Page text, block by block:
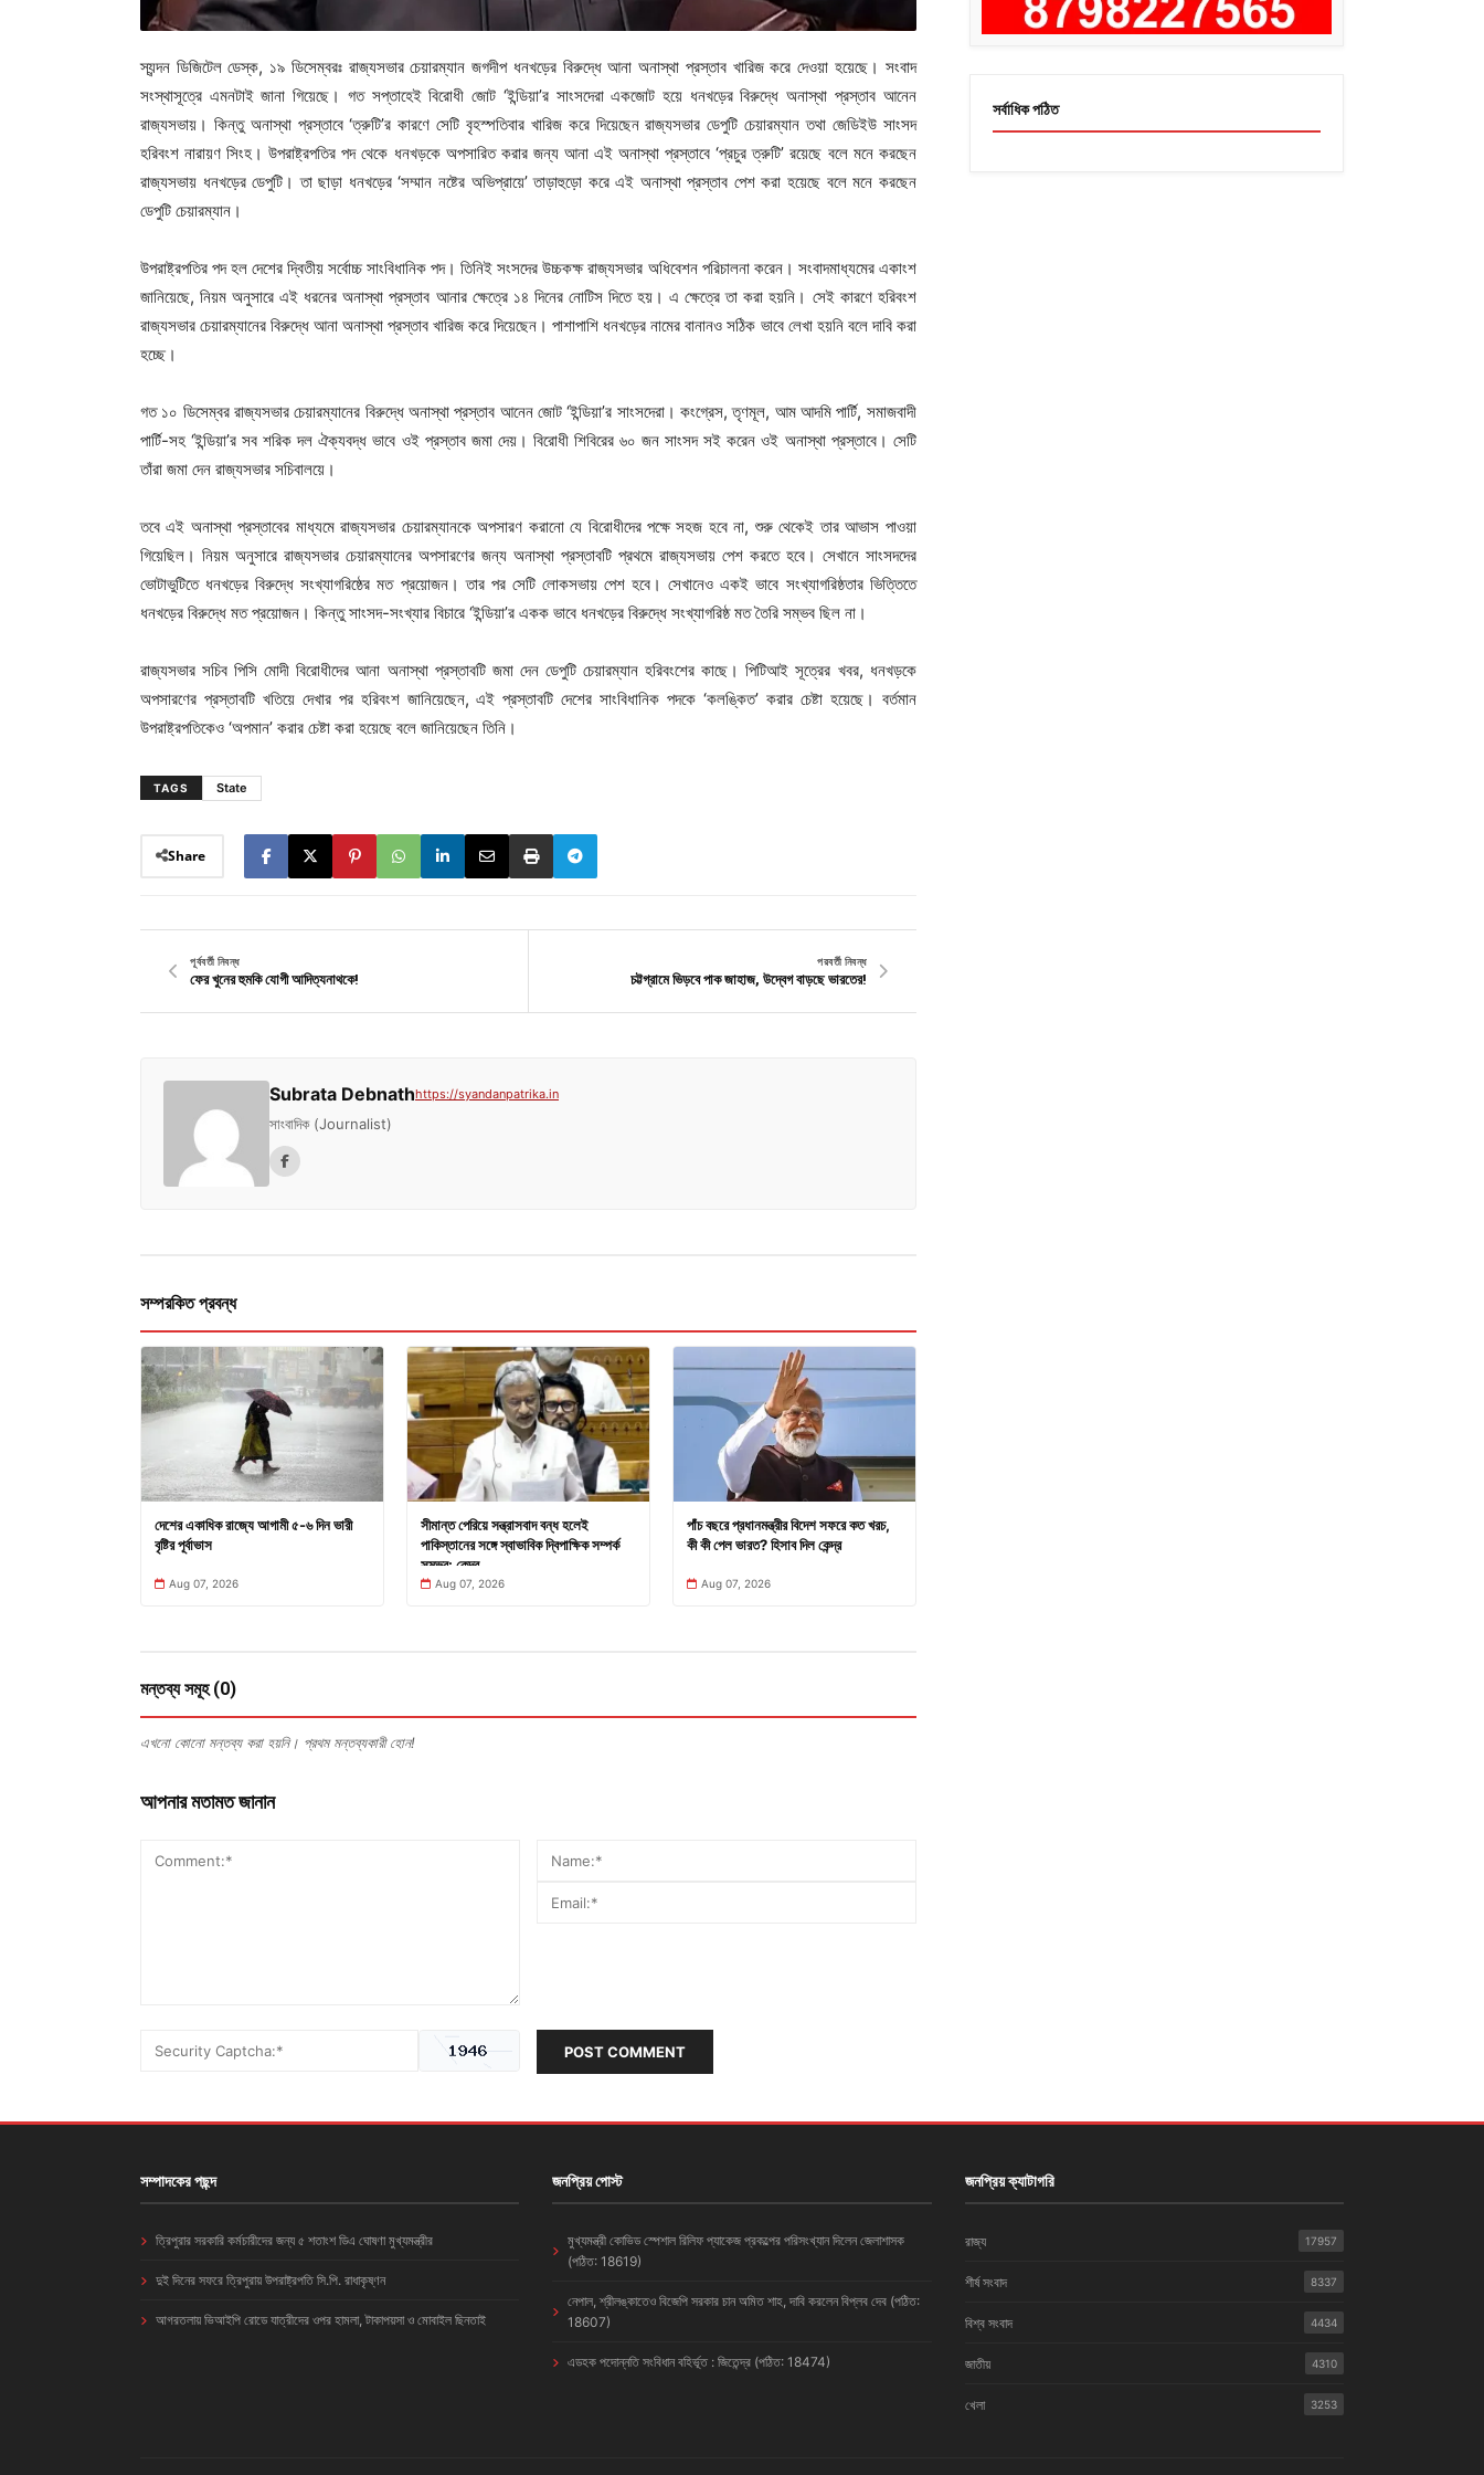
স্যন্দন ডিজিটেল ডেস্ক, ১৯ ডিসেম্বরঃ রাজ্যসভার চেয়ারম্যান জগদীপ ধনখড়ের বিরুদ্ধে আনা অনাস্থা প্রস্তাব খারিজ করে দেওয়া হয়েছে। সংবাদ
সংস্থাসূত্রে এমনটাই জানা গিয়েছে। গত সপ্তাহেই বিরোধী জোট ‘ইন্ডিয়া’র সাংসদেরা একজোট হয়ে ধনখড়ের বিরুদ্ধে অনাস্থা প্রস্তাব আনেন
রাজ্যসভায়। কিন্তু অনাস্থা প্রস্তাবে ‘ত্রুটি’র কারণে সেটি বৃহস্পতিবার খারিজ করে দিয়েছেন রাজ্যসভার ডেপুটি চেয়ারম্যান তথা জেডিইউ সাংসদ
হরিবংশ নারায়ণ সিংহ। উপরাষ্ট্রপতির পদ থেকে ধনখড়কে অপসারিত করার জন্য আনা এই অনাস্থা প্রস্তাবে ‘প্রচুর ত্রুটি’ রয়েছে বলে মনে করছেন
রাজ্যসভায় ধনখড়ের ডেপুটি। তা ছাড়া ধনখড়ের ‘সম্মান নষ্টের অভিপ্রায়ে’ তাড়াহুড়ো করে এই অনাস্থা প্রস্তাব পেশ করা হয়েছে বলে মনে করছেন
ডেপুটি চেয়ারম্যান।
উপরাষ্ট্রপতির পদ হল দেশের দ্বিতীয় সর্বোচ্চ সাংবিধানিক পদ। তিনিই সংসদের উচ্চকক্ষ রাজ্যসভার অধিবেশন পরিচালনা করেন। সংবাদমাধ্যমের একাংশ
জানিয়েছে, নিয়ম অনুসারে এই ধরনের অনাস্থা প্রস্তাব আনার ক্ষেত্রে ১৪ দিনের নোটিস দিতে হয়। এ ক্ষেত্রে তা করা হয়নি। সেই কারণে হরিবংশ
রাজ্যসভার চেয়ারম্যানের বিরুদ্ধে আনা অনাস্থা প্রস্তাব খারিজ করে দিয়েছেন। পাশাপাশি ধনখড়ের নামের বানানও সঠিক ভাবে লেখা হয়নি বলে দাবি করা
হচ্ছে।
গত ১০ ডিসেম্বর রাজ্যসভার চেয়ারম্যানের বিরুদ্ধে অনাস্থা প্রস্তাব আনেন জোট ‘ইন্ডিয়া’র সাংসদেরা। কংগ্রেস, তৃণমূল, আম আদমি পার্টি, সমাজবাদী
পার্টি-সহ ‘ইন্ডিয়া’র সব শরিক দল ঐক্যবদ্ধ ভাবে ওই প্রস্তাব জমা দেয়। বিরোধী শিবিরের ৬০ জন সাংসদ সই করেন ওই অনাস্থা প্রস্তাবে। সেটি
তাঁরা জমা দেন রাজ্যসভার সচিবালয়ে।
তবে এই অনাস্থা প্রস্তাবের মাধ্যমে রাজ্যসভার চেয়ারম্যানকে অপসারণ করানো যে বিরোধীদের পক্ষে সহজ হবে না, শুরু থেকেই তার আভাস পাওয়া
গিয়েছিল। নিয়ম অনুসারে রাজ্যসভার চেয়ারম্যানের অপসারণের জন্য অনাস্থা প্রস্তাবটি প্রথমে রাজ্যসভায় পেশ করতে হবে। সেখানে সাংসদদের
ভোটাভুটিতে ধনখড়ের বিরুদ্ধে সংখ্যাগরিষ্ঠের মত প্রয়োজন। তার পর সেটি লোকসভায় পেশ হবে। সেখানেও একই ভাবে সংখ্যাগরিষ্ঠতার ভিত্তিতে
ধনখড়ের বিরুদ্ধে মত প্রয়োজন। কিন্তু সাংসদ-সংখ্যার বিচারে ‘ইন্ডিয়া’র একক ভাবে ধনখড়ের বিরুদ্ধে সংখ্যাগরিষ্ঠ মত তৈরি সম্ভব ছিল না।
রাজ্যসভার সচিব পিসি মোদী বিরোধীদের আনা অনাস্থা প্রস্তাবটি জমা দেন ডেপুটি চেয়ারম্যান হরিবংশের কাছে। পিটিআই সূত্রের খবর, ধনখড়কে
অপসারণের প্রস্তাবটি খতিয়ে দেখার পর হরিবংশ জানিয়েছেন, এই প্রস্তাবটি দেশের সাংবিধানিক পদকে ‘কলঙ্কিত’ করার চেষ্টা হয়েছে। বর্তমান
উপরাষ্ট্রপতিকেও ‘অপমান’ করার চেষ্টা করা হয়েছে বলে জানিয়েছেন তিনি।
TAGS State
Share
পূর্ববর্তী নিবন্ধ
ফের খুনের হুমকি যোগী আদিত্যনাথকে!
পরবর্তী নিবন্ধ
চট্টগ্রামে ভিড়বে পাক জাহাজ, উদ্বেগ বাড়ছে ভারতের!
Subrata Debnathhttps://syandanpatrika.in
সাংবাদিক (Journalist)
সম্পরকিত প্রবন্ধ
দেশের একাধিক রাজ্যে আগামী ৫-৬ দিন ভারী
বৃষ্টির পূর্বাভাস
Aug 07, 2026
সীমান্ত পেরিয়ে সন্ত্রাসবাদ বন্ধ হলেই
পাকিস্তানের সঙ্গে স্বাভাবিক দ্বিপাক্ষিক সম্পর্ক
সম্ভব: কেন্দ্র
Aug 07, 2026
পাঁচ বছরে প্রধানমন্ত্রীর বিদেশ সফরে কত খরচ,
কী কী পেল ভারত? হিসাব দিল কেন্দ্র
Aug 07, 2026
মন্তব্য সমূহ (0)
এখনো কোনো মন্তব্য করা হয়নি। প্রথম মন্তব্যকারী হোন!
আপনার মতামত জানান
POST COMMENT
সর্বাধিক পঠিত
সম্পাদকের পছন্দ
ত্রিপুরার সরকারি কর্মচারীদের জন্য ৫ শতাংশ ডিএ ঘোষণা মুখ্যমন্ত্রীর
দুই দিনের সফরে ত্রিপুরায় উপরাষ্ট্রপতি সি.পি. রাধাকৃষ্ণন
আগরতলায় ভিআইপি রোডে যাত্রীদের ওপর হামলা, টাকাপয়সা ও মোবাইল ছিনতাই
জনপ্রিয় পোস্ট
মুখ্যমন্ত্রী কোভিড স্পেশাল রিলিফ প্যাকেজ প্রকল্পের পরিসংখ্যান দিলেন জেলাশাসক
(পঠিত: 18619)
নেপাল, শ্রীলঙ্কাতেও বিজেপি সরকার চান অমিত শাহ, দাবি করলেন বিপ্লব দেব (পঠিত:
18607)
এডহক পদোন্নতি সংবিধান বহির্ভূত : জিতেন্দ্র (পঠিত: 18474)
জনপ্রিয় ক্যাটাগরি
রাজ্য 17957
শীর্ষ সংবাদ 8337
বিশ্ব সংবাদ 4434
জাতীয় 4310
খেলা 3253